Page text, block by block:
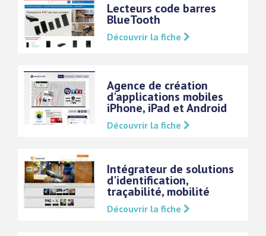
Lecteurs code barres
BlueTooth
Découvrir la fiche
Agence de création
d'applications mobiles
iPhone, iPad et Android
Découvrir la fiche
Intégrateur de solutions
d'identification,
traçabilité, mobilité
Découvrir la fiche